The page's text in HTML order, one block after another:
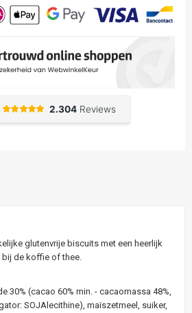
glutenvrije biscuits met een heerlijk
de koffie of thee.
30% (cacao 60% min. - cacaomassa 48%,
SOJAlecithine), maïszetmeel, suiker,